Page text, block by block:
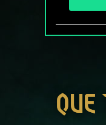
QUE